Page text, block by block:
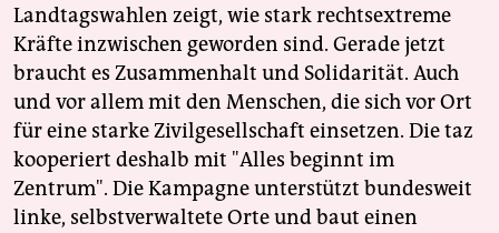
Landtagswahlen zeigt, wie stark rechtsextreme
Kräfte inzwischen geworden sind. Gerade jetzt
braucht es Zusammenhalt und Solidarität. Auch
und vor allem mit den Menschen, die sich vor Ort
für eine starke Zivilgesellschaft einsetzen. Die taz
kooperiert deshalb mit "Alles beginnt im
Zentrum". Die Kampagne unterstützt bundesweit
linke, selbstverwaltete Orte und baut einen